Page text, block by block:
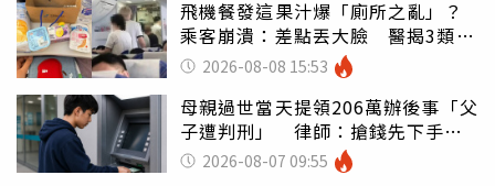
飛機餐發這果汁爆「廁所之亂」？
乘客崩潰：差點丟大臉 醫揭3類人
別亂喝
2026-08-08 15:53
母親過世當天提領206萬辦後事「父
子遭判刑」 律師：搶錢先下手是
罪 2026-08-07 09:55